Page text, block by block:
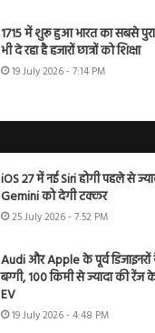
1715 में शुरू हुआ भारत का सबसे
भी दे रहा है हजारों छात्रों को शिक्षा
19 July 2026 - 7:14 PM
iOS 27 में नई Siri होगी पहले से
Gemini को देगी टक्कर
25 July 2026 - 7:52 PM
Audi और Apple के पूर्व डिजाइनरों
बग्गी, 100 किमी से ज्यादा की
EV
19 July 2026 - 4:48 PM